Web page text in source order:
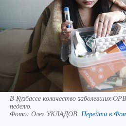
В Кузбассе количество заболевших
неделю.
Фото: Олег УКЛАДОВ. Перейти в